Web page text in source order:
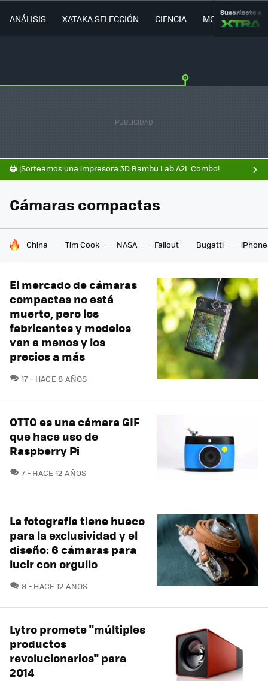
ANÁLISIS XATAKA SELECCIÓN CIENCIA MOVILIDAD
Suscríbete a
🖨️ ¡Sorteamos una impresora 3D Bambu Lab A2L Combo!
Cámaras compactas
HOY SE HABLA DE
China Tim Cook NASA Fallout Bugatti iPhone
El mercado de cámaras
compactas no está
muerto, pero los
fabricantes y modelos
van a menos y los
precios a más
17COMENTARIOS
HACE 8 AÑOS
OTTO es una cámara GIF
que hace uso de
Raspberry Pi
7COMENTARIOS
HACE 12 AÑOS
La fotografía tiene hueco
para la exclusividad y el
diseño: 6 cámaras para
lucir con orgullo
8 COMENTARIOS
HACE 12 AÑOS
Lytro promete "múltiples
productos
revolucionarios" para
2014